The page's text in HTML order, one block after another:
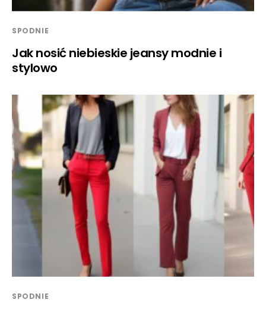
SPODNIE
Jak nosić niebieskie jeansy modnie i
stylowo
SPODNIE